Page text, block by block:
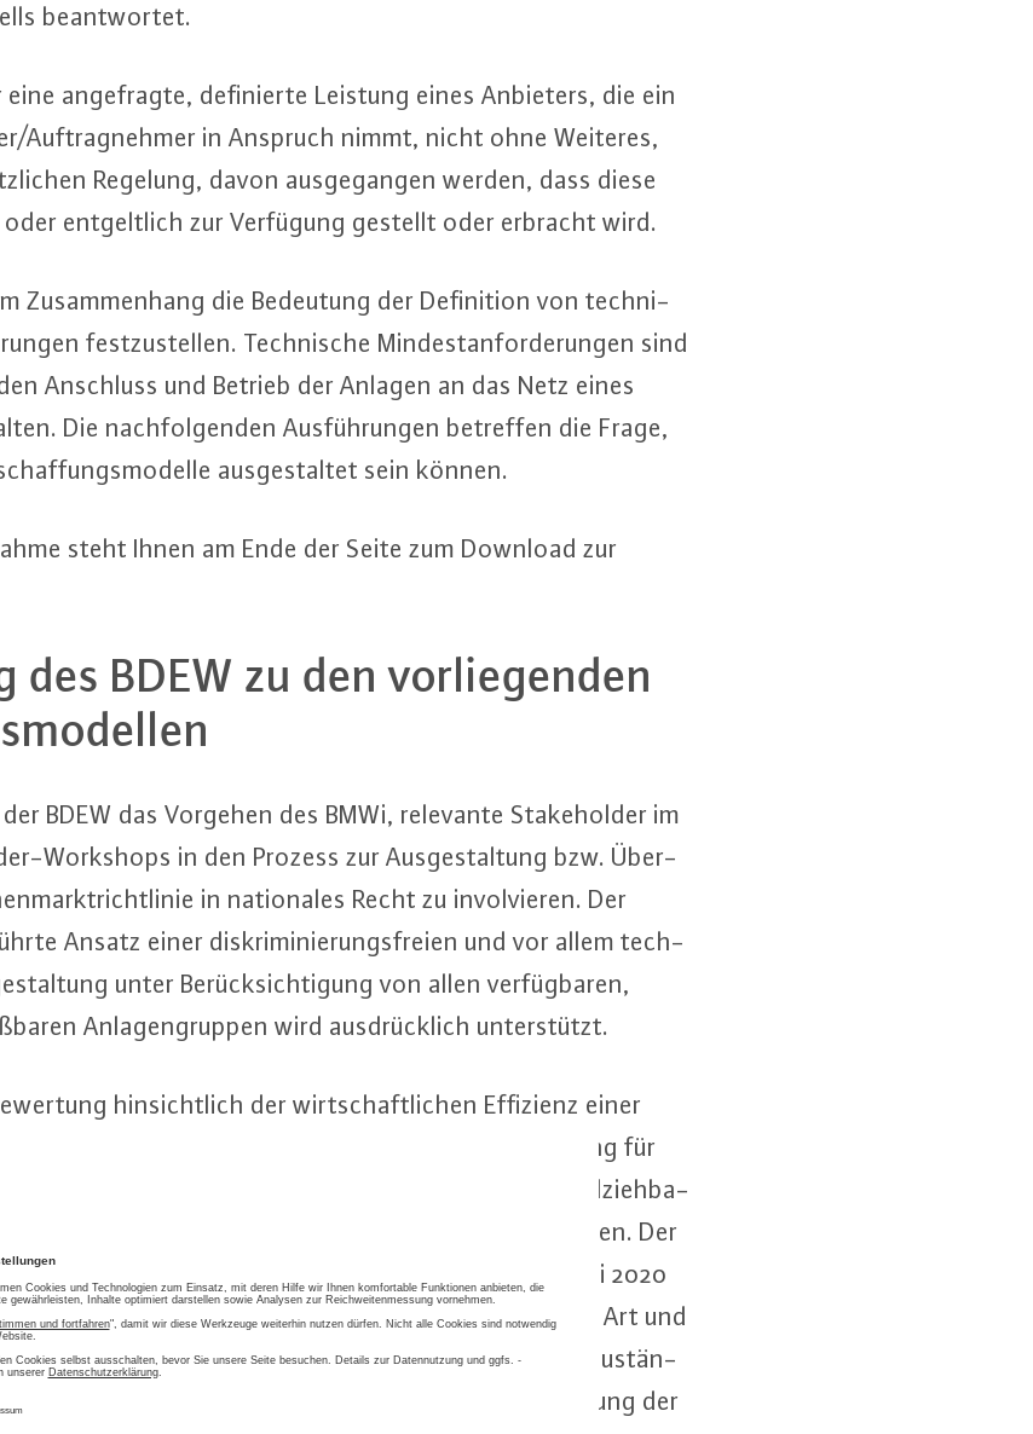
be­ant­wor­tet.
an­ge­frag­te, de­fi­nier­te Leistung eines Anbieters, die ein
Auf­trag­neh­mer in Anspruch nimmt, nicht ohne Weiteres,
Regelung, davon aus­ge­gan­gen werden, dass diese
ent­gelt­lich zur Verfügung gestellt oder erbracht wird.
Zu­sam­men­hang die Bedeutung der De­fi­ni­ti­on von tech­ni­
fest­zu­stel­len. Tech­ni­sche Min­dest­an­for­de­run­gen sind
Anschluss und Betrieb der Anlagen an das Netz eines
Die nach­fol­gen­den Aus­füh­run­gen betreffen die Frage,
aus­ge­stal­tet sein können.
steht Ihnen am Ende der Seite zum Download zur
des BDEW zu den vor­lie­gen­den
BDEW das Vorgehen des BMWi, relevante Sta­ke­hol­der im
Work­shops in den Prozess zur Aus­ge­stal­tung bzw. Über­
in na­tio­na­les Recht zu in­vol­vie­ren. Der
Ansatz einer dis­kri­mi­nie­rungs­frei­en und vor allem tech­
unter Be­rück­sich­ti­gung von allen ver­füg­ba­ren,
An­la­gen­grup­pen wird aus­drück­lich un­ter­stützt.
hin­sicht­lich der wirt­schaft­li­chen Effizienz einer
gewisser NF-SDL, die von grund­le­gen­der Bedeutung für
bleibt jedoch nach wie vor auf Basis nicht nach­voll­zieh­ba­
Bezug auf den Status Quo zu kri­ti­sie­ren. Der
bereits im Rahmen seiner Stel­lung­nah­me vom 26. Mai 2020
BDEW ist es wün­schens­wert zu erfahren, in welcher Art und
Gutachter an die Bun­des­netz­agen­tur (BNetzA) als zu­stän­
übergeben werden bzw. in die weitere Aus­ge­stal­tung der